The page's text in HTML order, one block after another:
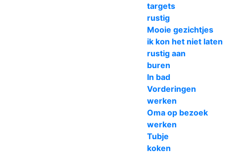
targets
rustig
Mooie gezichtjes
ik kon het niet laten
rustig aan
buren
In bad
Vorderingen
werken
Oma op bezoek
werken
Tubje
koken